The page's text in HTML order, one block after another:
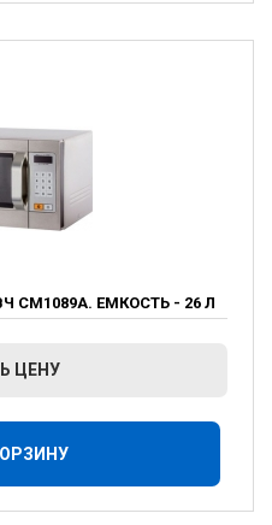
СМ1089А. ЕМКОСТЬ - 26 Л
ЦЕНУ